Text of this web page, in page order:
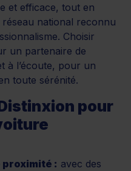
et efficace, tout en
réseau national reconnu
Choisir
un partenaire de
à l’écoute, pour un
toute sérénité.
pour
proximité : avec des